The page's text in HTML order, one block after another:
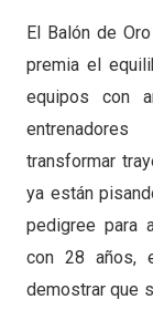
El Balón de
premia el
equipos con
transformar
ya están
pedigree para
con 28 años,
demostrar que